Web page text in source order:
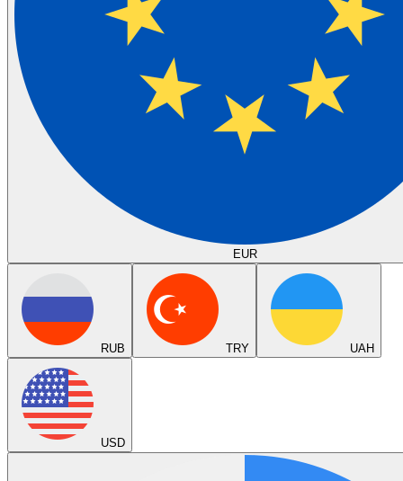
EUR
RUB TRY UAH
USD